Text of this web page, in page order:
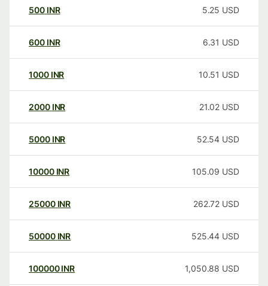
500 INR 5.25 USD
600 INR 6.31 USD
1000 INR 10.51 USD
2000 INR 21.02 USD
5000 INR 52.54 USD
10000 INR 105.09 USD
25000 INR 262.72 USD
50000 INR 525.44 USD
100000 INR 1,050.88 USD